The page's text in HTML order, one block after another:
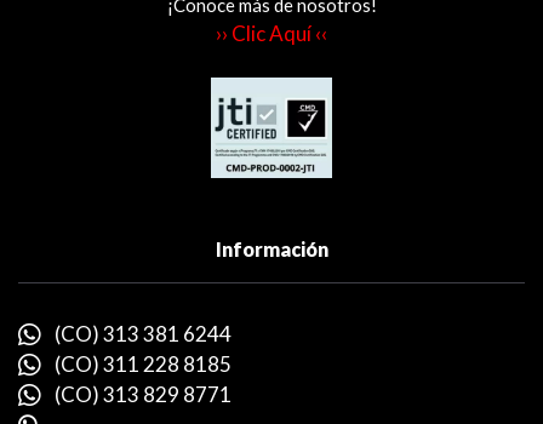
¡Conoce más de nosotros!
›› Clic Aquí ‹‹
Información
(CO) 313 381 6244
(CO) 311 228 8185
(CO) 313 829 8771